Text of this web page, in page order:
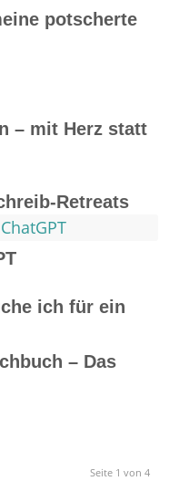
potscherte
– mit Herz statt
Retreats
ich für ein
– Das
Seite 1 von 4